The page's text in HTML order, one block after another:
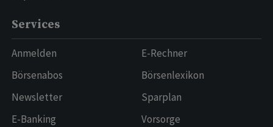
Services
Anmelden
Börsenabos
Newsletter
E-Banking
E-Rechner
Börsenlexikon
Sparplan
Vorsorge